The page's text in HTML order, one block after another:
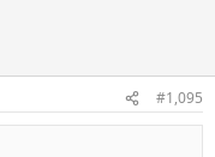
#1,095